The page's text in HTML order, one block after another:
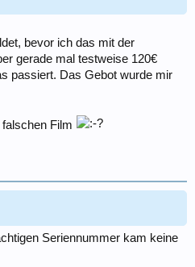
bevor ich das mit der
gerade mal testweise 120€
passiert. Das Gebot wurde mir
Film
Seriennummer kam keine